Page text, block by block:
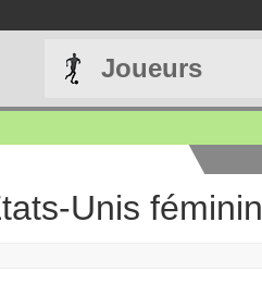
Joueurs
Unis féminin